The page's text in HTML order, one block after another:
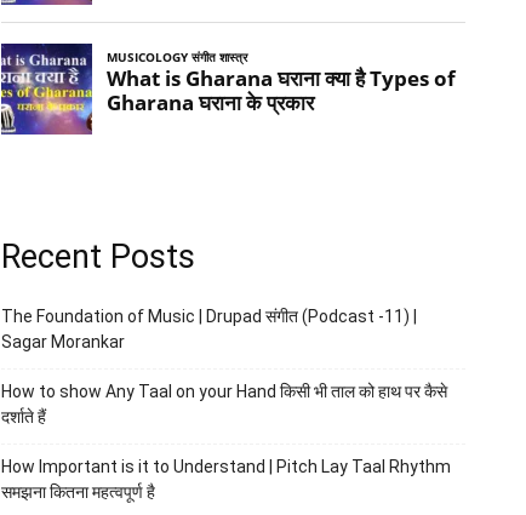
Recent Posts
The Foundation of Music | Drupad संगीत (Podcast -11) |
Sagar Morankar
How to show Any Taal on your Hand किसी भी ताल को हाथ पर कैसे
दर्शाते हैं
How Important is it to Understand | Pitch Lay Taal Rhythm
समझना कितना महत्वपूर्ण है